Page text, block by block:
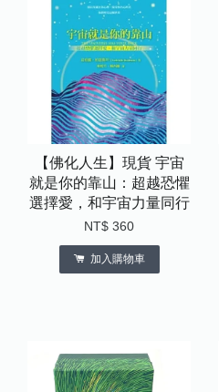
【佛化人生】現貨 宇宙
就是你的靠山：超越恐懼
選擇愛，和宇宙力量同行
NT$ 360
加入購物車